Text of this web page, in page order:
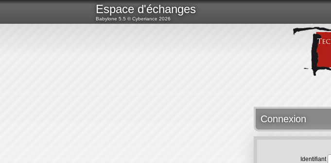
Espace d'échanges
Babylone 5.5 ©Cyberiance 2026
Connexion
Identifiant